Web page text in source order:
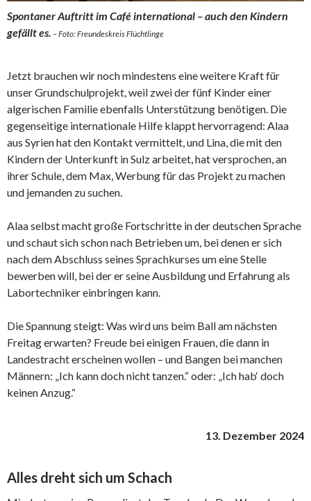
Spontaner Auftritt im Café international – auch den Kindern
gefällt es. – Foto: Freundeskreis Flüchtlinge
Jetzt brauchen wir noch mindestens eine weitere Kraft für
unser Grundschulprojekt, weil zwei der fünf Kinder einer
algerischen Familie ebenfalls Unterstützung benötigen. Die
gegenseitige internationale Hilfe klappt hervorragend: Alaa
aus Syrien hat den Kontakt vermittelt, und Lina, die mit den
Kindern der Unterkunft in Sulz arbeitet, hat versprochen, an
ihrer Schule, dem Max, Werbung für das Projekt zu machen
und jemanden zu suchen.
Alaa selbst macht große Fortschritte in der deutschen Sprache
und schaut sich schon nach Betrieben um, bei denen er sich
nach dem Abschluss seines Sprachkurses um eine Stelle
bewerben will, bei der er seine Ausbildung und Erfahrung als
Labortechniker einbringen kann.
Die Spannung steigt: Was wird uns beim Ball am nächsten
Freitag erwarten? Freude bei einigen Frauen, die dann in
Landestracht erscheinen wollen – und Bangen bei manchen
Männern: „Ich kann doch nicht tanzen.“ oder: „Ich hab‘ doch
keinen Anzug.“
13. Dezember 2024
Alles dreht sich um Schach